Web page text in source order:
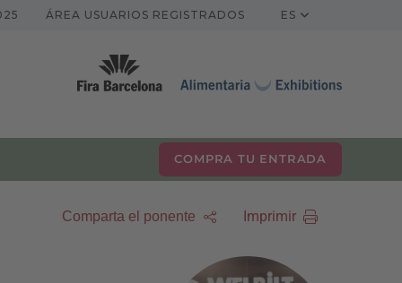
ÁREA USUARIOS REGISTRADOS ES
COMPRA TU ENTRADA
Comparta el ponente Imprimir